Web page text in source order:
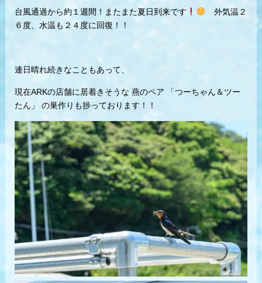
台風通過から約１週間！またまた夏日到来です
外気温２
６度、水温も２４度に回復！！
連日晴れ続きなこともあって、
現在ARKの店舗に居着きそうな 燕のペア 「つーちゃん＆ツー
たん」 の巣作りも捗っております！！